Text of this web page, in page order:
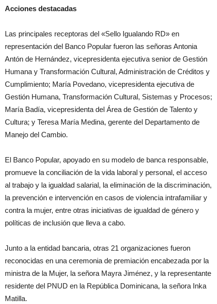
Acciones destacadas
Las principales receptoras del «Sello Igualando RD» en
representación del Banco Popular fueron las señoras Antonia
Antón de Hernández, vicepresidenta ejecutiva senior de Gestión
Humana y Transformación Cultural, Administración de Créditos y
Cumplimiento; María Povedano, vicepresidenta ejecutiva de
Gestión Humana, Transformación Cultural, Sistemas y Procesos;
María Badía, vicepresidenta del Área de Gestión de Talento y
Cultura; y Teresa María Medina, gerente del Departamento de
Manejo del Cambio.
El Banco Popular, apoyado en su modelo de banca responsable,
promueve la conciliación de la vida laboral y personal, el acceso
al trabajo y la igualdad salarial, la eliminación de la discriminación,
la prevención e intervención en casos de violencia intrafamiliar y
contra la mujer, entre otras iniciativas de igualdad de género y
políticas de inclusión que lleva a cabo.
Junto a la entidad bancaria, otras 21 organizaciones fueron
reconocidas en una ceremonia de premiación encabezada por la
ministra de la Mujer, la señora Mayra Jiménez, y la representante
residente del PNUD en la República Dominicana, la señora Inka
Matilla.